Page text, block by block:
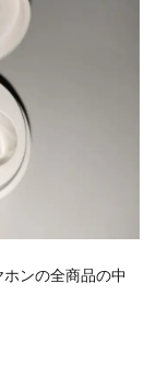
ンの全商品の中